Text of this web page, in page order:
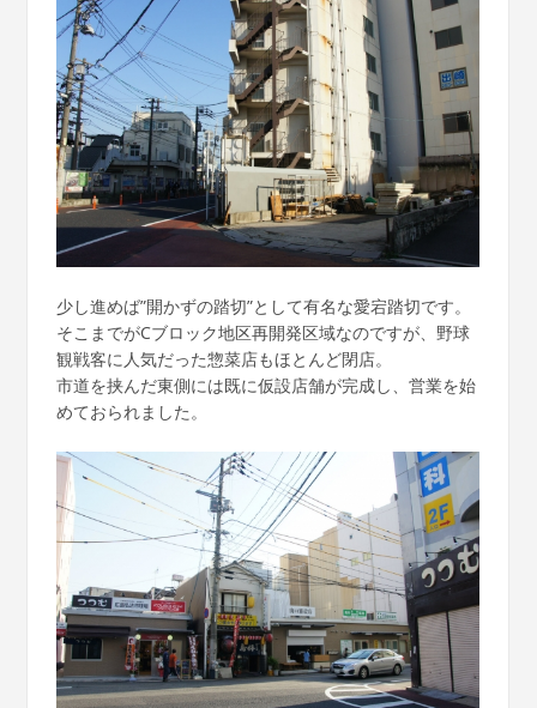
少し進めば”開かずの踏切”として有名な愛宕踏切です。
そこまでがCブロック地区再開発区域なのですが、野球
観戦客に人気だった惣菜店もほとんど閉店。
市道を挟んだ東側には既に仮設店舗が完成し、営業を始
めておられました。